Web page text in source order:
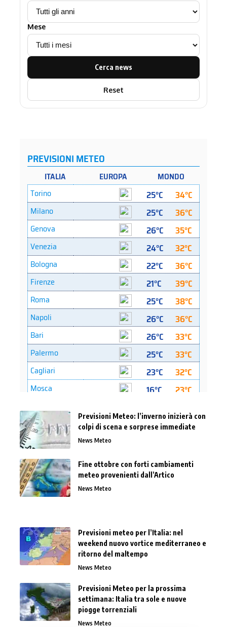
Mese
Cerca news
Reset
Previsioni Meteo: l’inverno inizierà con
colpi di scena e sorprese immediate
News Meteo
Fine ottobre con forti cambiamenti
meteo provenienti dall’Artico
News Meteo
Previsioni meteo per l’Italia: nel
weekend nuovo vortice mediterraneo e
ritorno del maltempo
News Meteo
Previsioni Meteo per la prossima
settimana: Italia tra sole e nuove
piogge torrenziali
News Meteo